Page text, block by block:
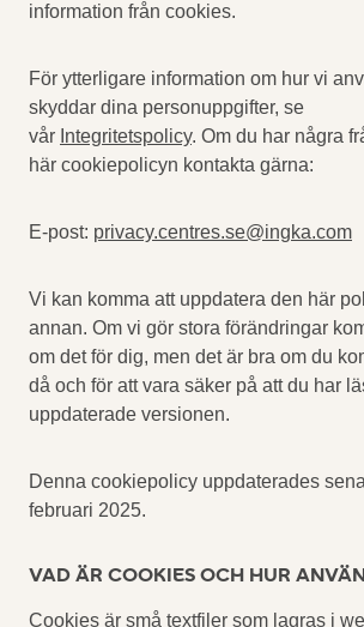
information från cookies.
För ytterligare information om hur vi
skyddar dina personuppgifter, se
vår Integritetspolicy. Om du har några
här cookiepolicyn kontakta gärna:
E-post: privacy.centres.se@ingka.com
Vi kan komma att uppdatera den här
annan. Om vi gör stora förändringar
om det för dig, men det är bra om du
då och för att vara säker på att du har
uppdaterade versionen.
Denna cookiepolicy uppdaterades
februari 2025.
VAD ÄR COOKIES OCH HUR
Cookies är små textfiler som lagras i